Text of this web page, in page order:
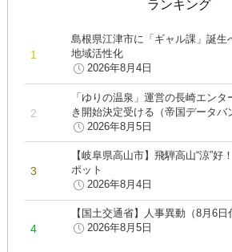
ランキング
島根県江津市に「ギャル課」誕
地域活性化
2026年8月4日
「ゆりの温泉」運営の長崎エン
き開始決定受ける（帝国データバ
2026年8月5日
【岐阜県高山市】飛騨高山“涼”好
ポット
2026年8月4日
【国土交通省】人事異動（8月6日
2026年8月5日